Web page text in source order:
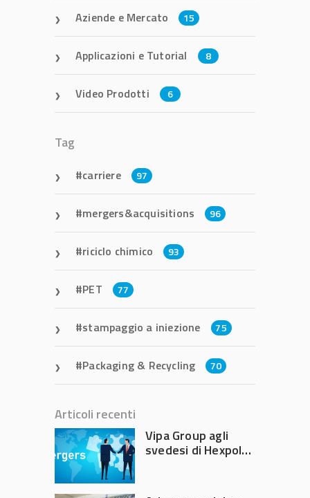
Aziende e Mercato 15
Applicazioni e Tutorial 8
Video Prodotti 6
Tag
carriere 97
mergers&acquisitions 96
riciclo chimico 93
PET 77
stampaggio a iniezione 75
Packaging & Recycling 70
Articoli recenti
Vipa Group agli
svedesi di Hexpol